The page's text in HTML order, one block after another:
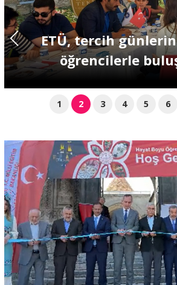
ETÜ, tercih
öğrencilerle
1 2 3 4 5 6